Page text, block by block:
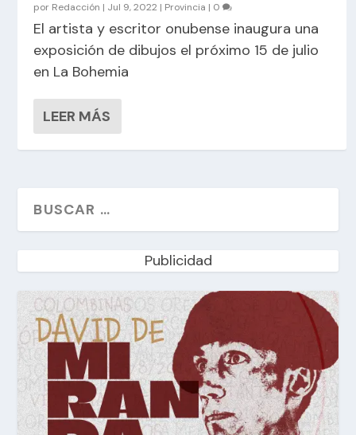
por Redacción | Jul 9, 2022 | Provincia | 0
El artista y escritor onubense inaugura una
exposición de dibujos el próximo 15 de julio
en La Bohemia
LEER MÁS
Publicidad